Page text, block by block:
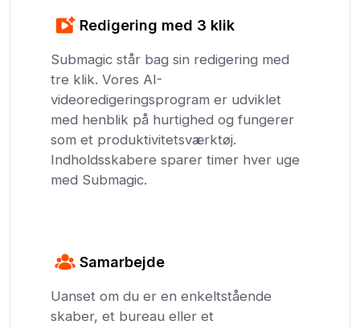
Redigering med 3 klik
Submagic står bag sin redigering med
tre klik. Vores AI-
videoredigeringsprogram er udviklet
med henblik på hurtighed og fungerer
som et produktivitetsværktøj.
Indholdsskabere sparer timer hver uge
med Submagic.
Samarbejde
Uanset om du er en enkeltstående
skaber, et bureau eller et